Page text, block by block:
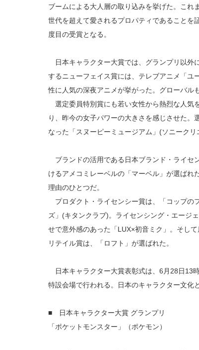
ブームによる大人層の取り込みを挙げた。これ
世代を超えて愛されるプロパティであることを
度目の受賞となる。
日本キャラクター大賞では、グランプリ以外
するニューフェイス賞には、テレブアニメ「
性に人気の深夜アニメが挙がった。グローバル
選定委員特別賞にも若い女性から熱烈な人気
り、昨今の女子パワーの大きさを感じさせた
なった「スヌーピーミュージアム」(ソニークリ
ブランドの活用である日本ブランド・ライセ
けるアメコミレーベルの「マーベル」が選ばれ
理由のひとつだ。
プロダクト・ライセンシー賞は、「コップの
ズ」(キタンクラブ)。ライセンシング・エージ
せで意外感のあった「LUX×初音ミク」。そし
リテイル賞は、「ロフト」が選ばれた。
日本キャラクター大賞表彰式は、6月28日13
特設会場で行われる。日本のキャラクター文化
■ 日本キャラクター大賞 グランプリ
「ポケットモンスター」（ポケモン）